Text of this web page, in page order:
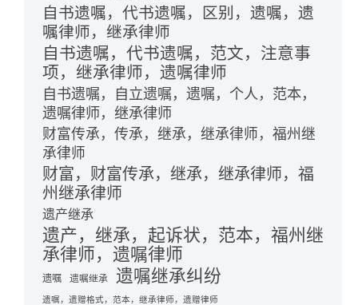
自书遗嘱，代书遗嘱，区别，遗嘱，遗
嘱律师，继承律师
自书遗嘱，代书遗嘱，范文，注意事
项，继承律师，遗嘱律师
自书遗嘱，自立遗嘱，遗嘱，个人，范本，
遗嘱律师，继承律师
财富传承，传承，继承，继承律师，福州继
承律师
财富，财富传承，继承，继承律师，福
州继承律师
遗产继承
遗产，继承，起诉状，范本，福州继
承律师，遗嘱律师
遗嘱 遗嘱继承 遗嘱继承纠纷
遗嘱，遗赠格式，范本，继承律师，遗赠律师